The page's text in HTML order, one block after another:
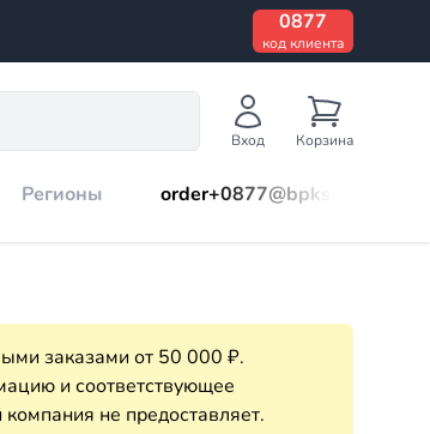
0877
код клиента
Вход Корзина
Регионы order+0877@bpks.ru
заказами от 50 000 ₽.
и соответствующее
не предоставляет.